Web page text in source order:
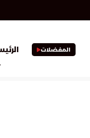
المفضلات